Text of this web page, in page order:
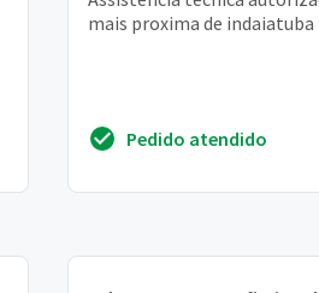
mais proxima de indaiatuba
Pedido atendido